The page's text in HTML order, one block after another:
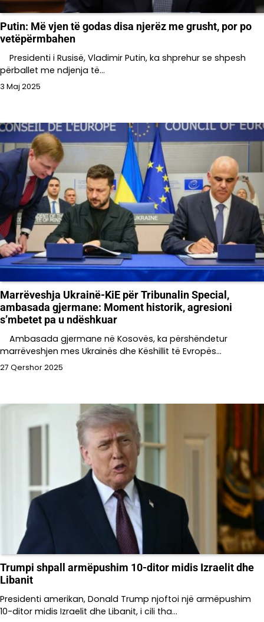
Putin: Më vjen të godas disa njerëz me grusht, por po
vetëpërmbahen
Presidenti i Rusisë, Vladimir Putin, ka shprehur se shpesh
përballet me ndjenja të…
3 Maj 2025
Marrëveshja Ukrainë-KiE për Tribunalin Special,
ambasada gjermane: Moment historik, agresioni
s’mbetet pa u ndëshkuar
Ambasada gjermane në Kosovës, ka përshëndetur
marrëveshjen mes Ukrainës dhe Këshillit të Evropës…
27 Qershor 2025
Trumpi shpall armëpushim 10-ditor midis Izraelit dhe
Libanit
Presidenti amerikan, Donald Trump njoftoi një armëpushim
10-ditor midis Izraelit dhe Libanit, i cili tha…